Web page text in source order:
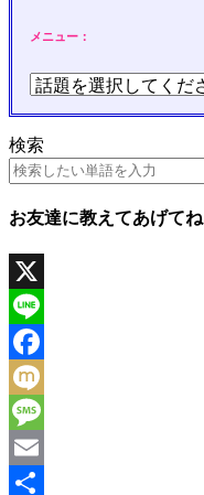
メニュー：
検索
お友達に教えてあげてね
X
Line
Facebook
Mixi
Message
Email